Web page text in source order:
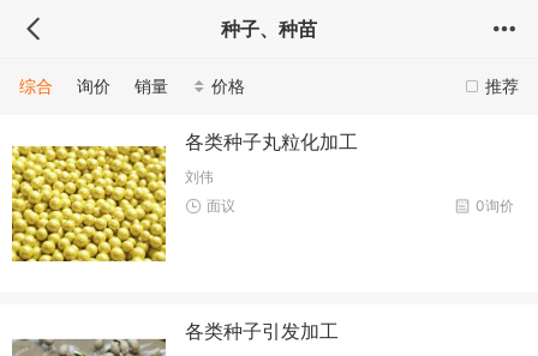
种子、种苗
推荐
综合 询价 销量 价格
各类种子丸粒化加工
刘伟
0询价
面议
各类种子引发加工